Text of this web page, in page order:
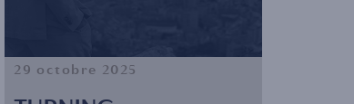
29 octobre 2025